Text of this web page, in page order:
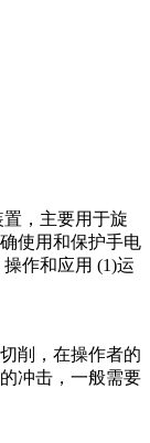
，主要用于旋
使用和保护手电
作和应用 (1)运
削，在操作者的
冲击，一般需要